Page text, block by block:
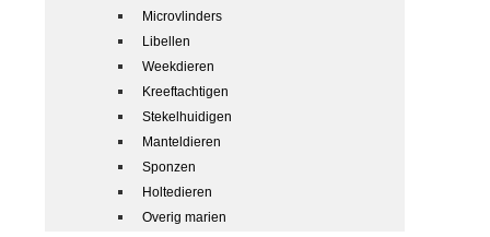
Microvlinders
Libellen
Weekdieren
Kreeftachtigen
Stekelhuidigen
Manteldieren
Sponzen
Holtedieren
Overig marien